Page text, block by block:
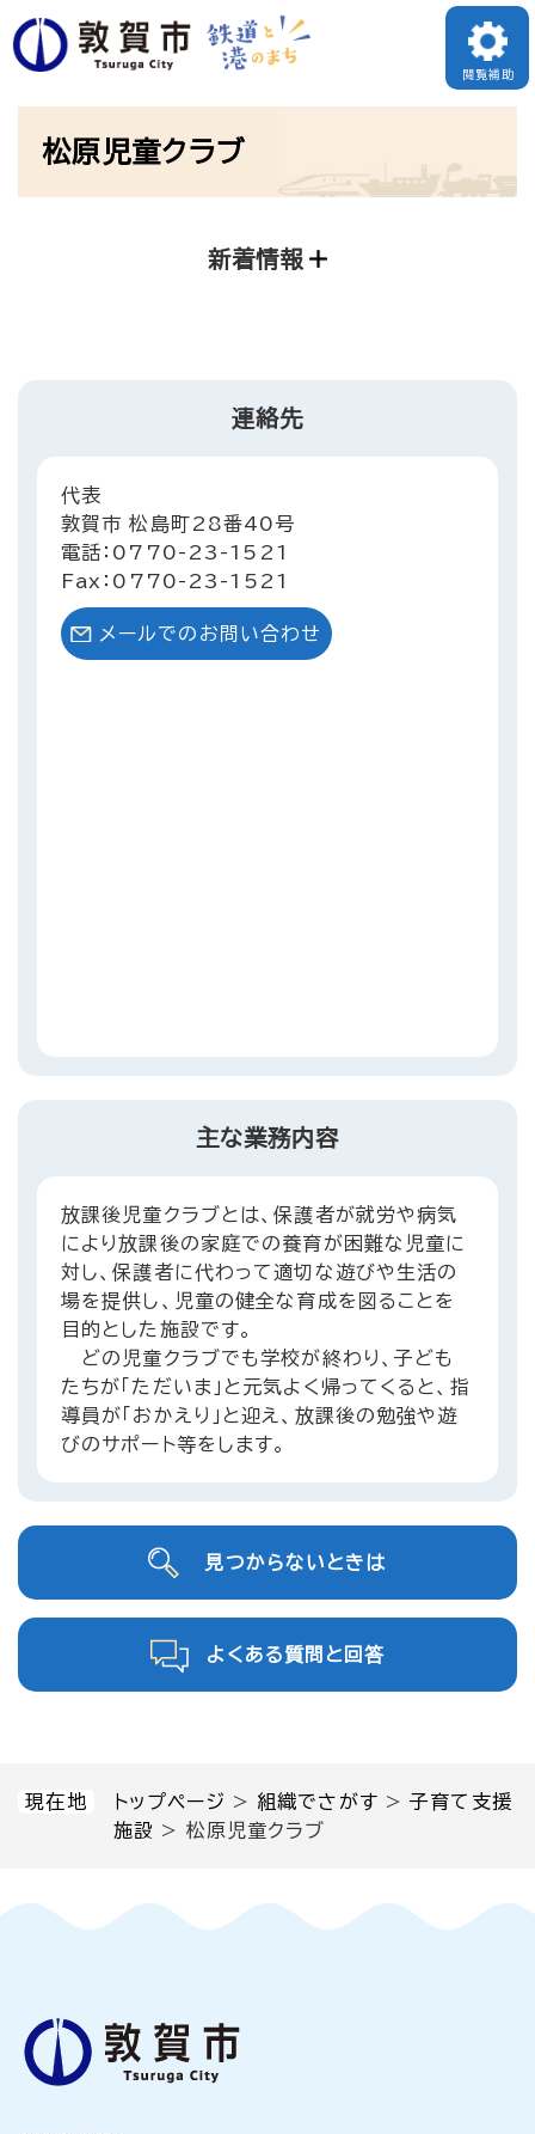
ペ
ー
閲覧補助
現在地 トップページ > 組織でさがす >子育て支援
施設 > 松原児童クラブ
松原児童クラブ
新着情報
連絡先
代表
敦賀市 松島町28番40号
電話：0770-23-1521
Fax：0770-23-1521
メールでのお問い合わせ
主な業務内容
放課後児童クラブとは、保護者が就労や病気
により放課後の家庭での養育が困難な児童に
対し、保護者に代わって適切な遊びや生活の
場を提供し、児童の健全な育成を図ることを
目的とした施設です。
どの児童クラブでも学校が終わり、子ども
たちが「ただいま」と元気よく帰ってくると、指
導員が「おかえり」と迎え、放課後の勉強や遊
びのサポート等をします。
見つからないときは
よくある質問と回答